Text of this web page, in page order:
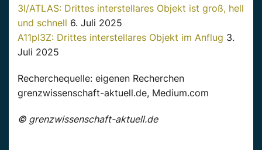
3I/ATLAS: Drittes interstellares Objekt ist groß, hell
und schnell 6. Juli 2025
A11pl3Z: Drittes interstellares Objekt im Anflug 3.
Juli 2025
Recherchequelle: eigenen Recherchen
grenzwissenschaft-aktuell.de, Medium.com
© grenzwissenschaft-aktuell.de